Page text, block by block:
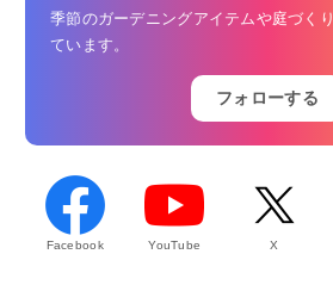
季節のガーデニングアイテムや庭づく
ています。
フォローする
Facebook YouTube X